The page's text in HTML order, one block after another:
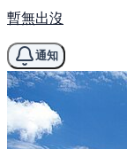
暫無出沒
通知